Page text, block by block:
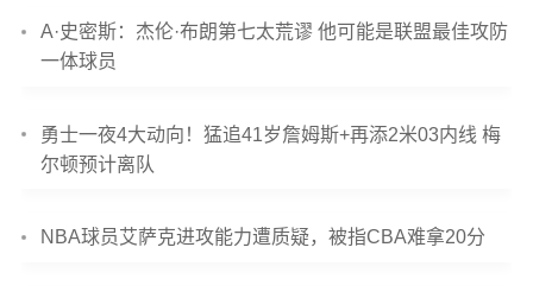
A·史密斯：杰伦·布朗第七太荒谬 他可能是联盟最佳攻防
一体球员
勇士一夜4大动向！猛追41岁詹姆斯+再添2米03内线 梅
尔顿预计离队
NBA球员艾萨克进攻能力遭质疑，被指CBA难拿20分